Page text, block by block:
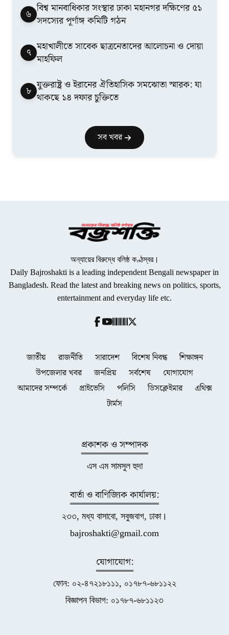
৬ বিশ্ব মানবাধিকার সংস্থার ঢাকা মহানগর দক্ষিণের ৫১
সদস্যের পূর্ণাঙ্গ কমিটি গঠন
৭ মহাখালীতে সাবেক ছাত্রনেতাদের আলোচনা ও দোয়া
মাহফিল
৮ যুক্তরাষ্ট্র ও ইরানের ঐতিহাসিক সমঝোতা স্মারক: যা
থাকছে ১৪ দফার চুক্তিতে
সব খবর
অন্যায়ের বিরুদ্ধে বলিষ্ঠ কণ্ঠস্বর।
Daily Bajroshakti is a leading independent Bengali newspaper in
Bangladesh. Read the latest and breaking news on politics, sports,
entertainment and everyday life etc.
জাতীয় রাজনীতি সারাদেশ বিশেষ নিবন্ধ
শিক্ষাঙ্গন
উপজেলার খবর
জনপ্রিয় সর্বশেষ
যোগাযোগ
আমাদের সম্পর্কে
প্রাইভেসি পলিসি ডিসক্লেইমার
এথিক্স
টার্মস
প্রকাশক ও সম্পাদক
এস এম সামসুল হুদা
বার্তা ও বাণিজ্যিক কার্যালয়:
২৩৩, মধ্য বাসাবো, সবুজবাগ, ঢাকা।
bajroshakti@gmail.com
যোগাযোগ:
ফোন: ০২-৪৭২১৮১১১, ০১৭৮৭-৬৮১১২২
বিজ্ঞাপন বিভাগ: ০১৭৮৭-৬৮১১২৩